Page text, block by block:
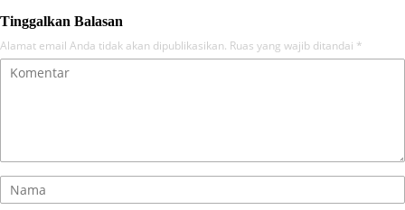
Tinggalkan Balasan
Alamat email Anda tidak akan dipublikasikan. Ruas yang wajib ditandai *